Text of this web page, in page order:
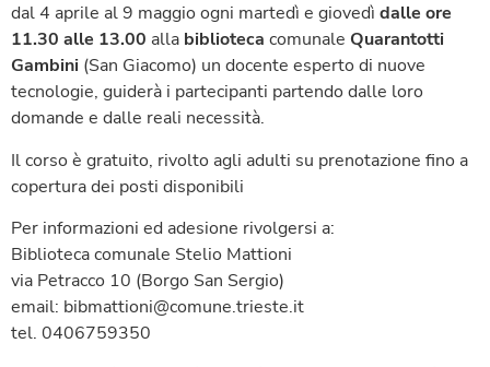
dal 4 aprile al 9 maggio ogni martedì e giovedì dalle ore
11.30 alle 13.00 alla biblioteca comunale Quarantotti
Gambini (San Giacomo) un docente esperto di nuove
tecnologie, guiderà i partecipanti partendo dalle loro
domande e dalle reali necessità.
Il corso è gratuito, rivolto agli adulti su prenotazione fino a
copertura dei posti disponibili
Per informazioni ed adesione rivolgersi a:
Biblioteca comunale Stelio Mattioni
via Petracco 10 (Borgo San Sergio)
email: bibmattioni@comune.trieste.it
tel. 0406759350